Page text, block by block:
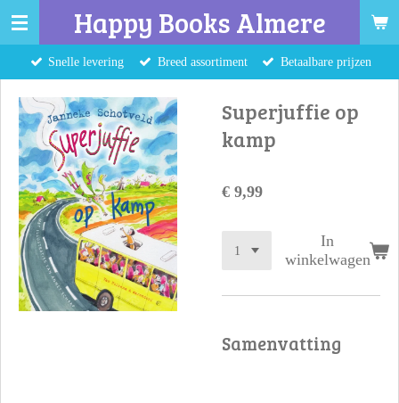
Ga
naar
hoofdinhoud
Happy Books Almere
Snelle levering Breed assortiment Betaalbare prijzen
Superjuffie op
kamp
€ 9,99
In
winkelwagen
Samenvatting